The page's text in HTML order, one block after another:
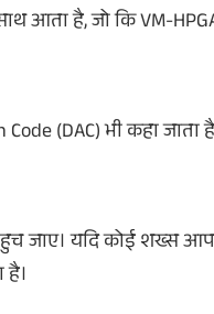
आता है, जो कि VM-
(DAC) भी कहा जाता
जाए। यदि कोई शख्स